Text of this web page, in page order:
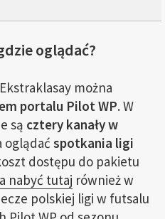
oglądać?
można
portalu Pilot WP. W
są cztery kanały w
oglądać spotkania ligi
dostępu do pakietu
nabyć tutaj również w
polskiej ligi w futsalu